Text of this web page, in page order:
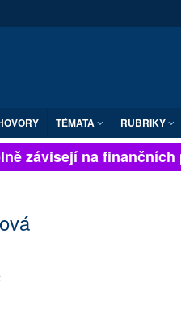
TÉMATA RUBRIKY
závisejí na finančních